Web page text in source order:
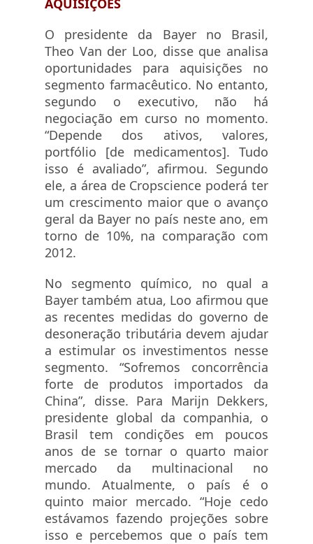
AQUISIÇÕES
O presidente da Bayer no Brasil,
Theo Van der Loo, disse que analisa
oportunidades para aquisições no
segmento farmacêutico. No entanto,
segundo o executivo, não há
negociação em curso no momento.
“Depende dos ativos, valores,
portfólio [de medicamentos]. Tudo
isso é avaliado”, afirmou. Segundo
ele, a área de Cropscience poderá ter
um crescimento maior que o avanço
geral da Bayer no país neste ano, em
torno de 10%, na comparação com
2012.
No segmento químico, no qual a
Bayer também atua, Loo afirmou que
as recentes medidas do governo de
desoneração tributária devem ajudar
a estimular os investimentos nesse
segmento. “Sofremos concorrência
forte de produtos importados da
China”, disse. Para Marijn Dekkers,
presidente global da companhia, o
Brasil tem condições em poucos
anos de se tornar o quarto maior
mercado da multinacional no
mundo. Atualmente, o país é o
quinto maior mercado. “Hoje cedo
estávamos fazendo projeções sobre
isso e percebemos que o país tem